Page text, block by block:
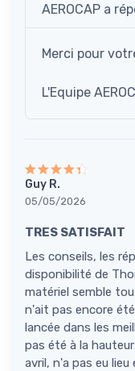
AEROCAP a
Merci pour
L'Equipe
Guy R.
05/05/2026
TRES SATISFAIT
Les conseils, les
disponibilité de
matériel semble
n'ait pas encore
lancée dans les
pas été à la
avril, n'a pas eu